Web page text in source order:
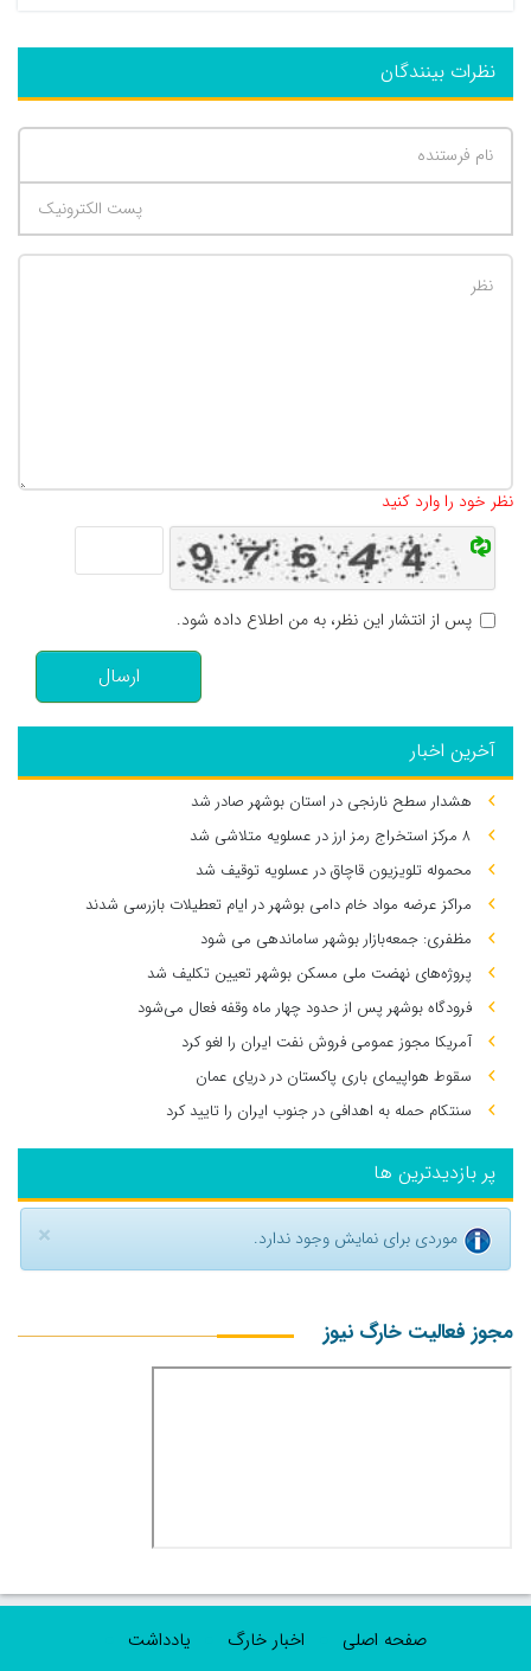
نظرات بینندگان
نظر خود را وارد کنید
پس از انتشار این نظر، به من اطلاع داده شود.
ارسال
آخرین اخبار
هشدار سطح نارنجی در استان بوشهر صادر شد
۸ مرکز استخراج رمز ارز در عسلویه متلاشی شد
محموله تلویزیون قاچاق در عسلویه توقیف شد
مراکز عرضه مواد خام دامی بوشهر در ایام تعطیلات بازرسی شدند
مظفری: جمعه‌بازار بوشهر ساماندهی می‌ شود
پروژه‌های نهضت ملی مسکن بوشهر تعیین تکلیف شد
فرودگاه بوشهر پس از حدود چهار ماه وقفه فعال می‌شود
آمریکا مجوز عمومی فروش نفت ایران را لغو کرد
سقوط هواپیمای باری پاکستان در دریای عمان
سنتکام حمله به اهدافی در جنوب ایران را تایید کرد
پر بازدیدترین ها
× موردی برای نمایش وجود ندارد.
مجوز فعالیت خارگ نیوز
صفحه اصلی اخبار خارگ یادداشت